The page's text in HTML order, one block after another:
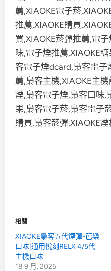
相關
XIAOKE梟客五代煙彈-芭樂
口味|通用悅刻RELX 4/5代
主機口味
18 9 月, 2025